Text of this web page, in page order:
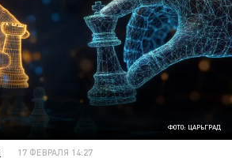
ФОТО: ЦАРЬГРАД
17 ФЕВРАЛЯ 14:27